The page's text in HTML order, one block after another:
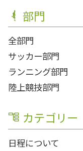
部門
全部門
サッカー部門
ランニング部門
陸上競技部門
カテゴリー
日程について